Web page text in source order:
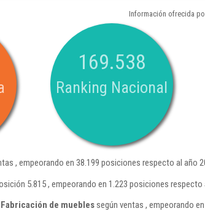
Información ofrecida
169.538
Ranking Nacional
, empeorando en 38.199 posiciones respecto al año
5.815 , empeorando en 1.223 posiciones respecto
de mueblessegún ventas , empeorando